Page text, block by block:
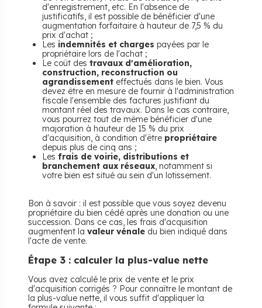
d'enregistrement, etc. En l'absence de
justificatifs, il est possible de bénéficier d'une
augmentation forfaitaire à hauteur de 7,5 % du
prix d'achat ;
Les indemnités et charges payées par le
propriétaire lors de l'achat ;
Le coût des travaux d'amélioration,
construction, reconstruction ou
agrandissement effectués dans le bien. Vous
devez être en mesure de fournir à l'administration
fiscale l'ensemble des factures justifiant du
montant réel des travaux. Dans le cas contraire,
vous pourrez tout de même bénéficier d'une
majoration à hauteur de 15 % du prix
d'acquisition, à condition d'être propriétaire
depuis plus de cinq ans ;
Les frais de voirie, distributions et
branchement aux réseaux, notamment si
votre bien est situé au sein d'un lotissement.
Bon à savoir : il est possible que vous soyez devenu
propriétaire du bien cédé après une donation ou une
succession. Dans ce cas, les frais d'acquisition
augmentent la valeur vénale du bien indiqué dans
l'acte de vente.
​Étape 3 : calculer la plus-value nette
Vous avez calculé le prix de vente et le prix
d'acquisition corrigés ? Pour connaître le montant de
la plus-value nette, il vous suffit d'appliquer la